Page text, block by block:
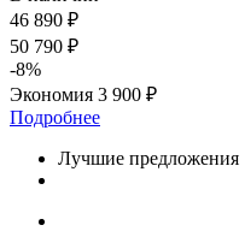
46 890 ₽
50 790 ₽
-8%
Экономия 3 900 ₽
Подробнее
Лучшие предложения